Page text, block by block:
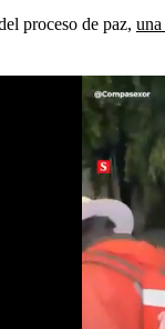
proceso de paz,